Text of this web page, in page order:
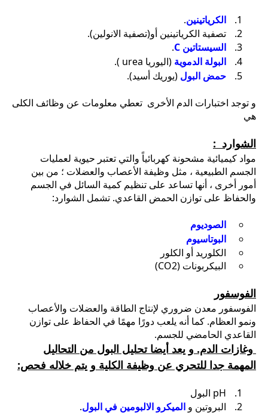
الكرياتينين.
تصفية الكرياتينين أو(تصفية الانولين).
السيستاتين C
.
البولة الدموية (اليوريا urea ).
حمض البول (يوريك أسيد).
و توجد اختبارات الدم الأخرى تعطي معلومات عن وظائف الكلى
هي
الشوارد :
مواد كيميائية مشحونة كهربائياً والتي تعتبر حيوية لعمليات
الجسم الطبيعية ، مثل وظيفة الأعصاب والعضلات ؛ من بين
أمور أخرى ، أنها تساعد على تنظيم كمية السائل في الجسم
والحفاظ على توازن الحمض القاعدي. تشمل الشوارد:
الصوديوم
البوتاسيوم
الكلوريد أو الكلور
البيكربونات (CO2)
الفوسفور
الفوسفور معدن ضروري لإنتاج الطاقة والعضلات والأعصاب
ونمو العظام. كما أنه يلعب دورًا مهمًا في الحفاظ على توازن
القاعدي الحامضي للجسم.
وغازات الدم. و يعد أيضا تحليل البول من التحاليل
المهمة جدا للتحري عن وظيفة الكلية و يتم خلاله فحص:
pH البول
البروتين و الميكرو الالبومين في البول.